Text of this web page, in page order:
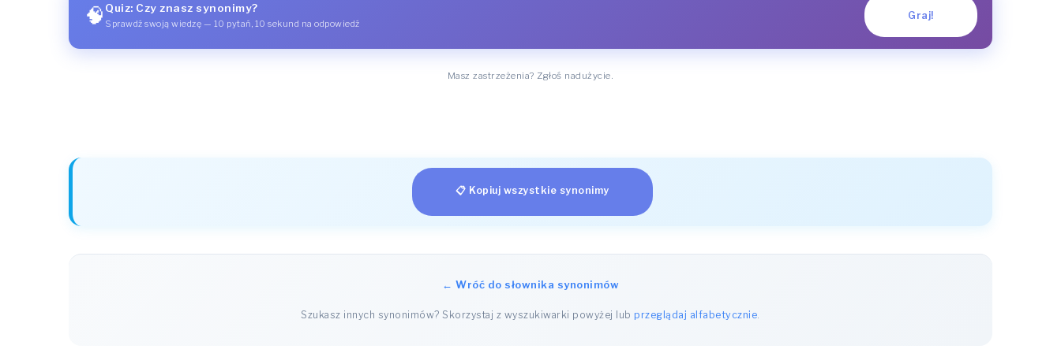
🧠 Quiz: Czy znasz synonimy?
Sprawdź swoją wiedzę — 10 pytań, 10 sekund na odpowiedź
Graj!
Masz zastrzeżenia? Zgłoś nadużycie.
📋 Kopiuj wszystkie synonimy
← Wróć do słownika synonimów
Szukasz innych synonimów? Skorzystaj z wyszukiwarki powyżej lubprzeglądaj alfabetycznie.